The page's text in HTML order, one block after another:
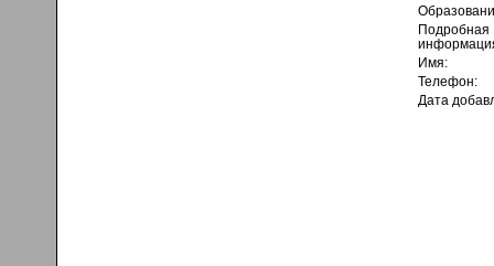
Подробная
Имя:
Телефон:
Дата